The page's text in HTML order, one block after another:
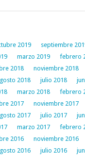
2019 septiembre
marzo 2019
febrero
2018 noviembre 2018
2018 julio 2018
marzo 2018
febrero
2017 noviembre 2017
2017 julio 2017
marzo 2017
febrero
2016 noviembre 2016
2016 julio 2016